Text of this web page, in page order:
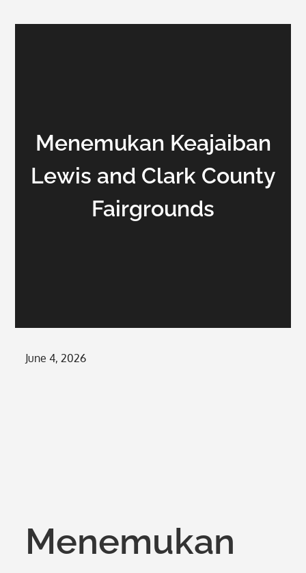
Menemukan Keajaiban
Lewis and Clark County
Fairgrounds
Posted
June 4, 2026
Menemukan